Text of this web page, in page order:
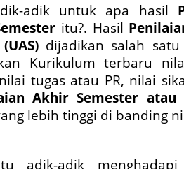
adik untuk apa hasil
itu?. Hasil
dijadikan salah
Kurikulum terbaru
tugas atau PR, nilai
Akhir Semester atau
lebih tinggi di banding
adik-adik menghadapi